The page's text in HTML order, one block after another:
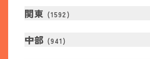
関東 (1592 )
中部 (941 )